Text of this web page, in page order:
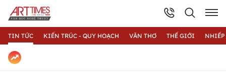
TIN TỨC KIẾN TRÚC - QUY HOẠCH VĂN THƠ THẾ GIỚI